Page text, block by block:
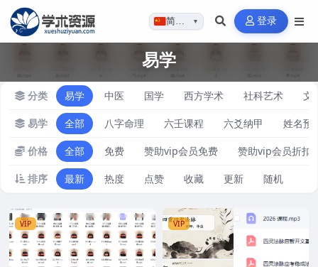
简体…▼ 登录
易学
分类 易学 中医 国学 西方学术 社科艺术 文
易学 全部 八字命理 六壬课程 六爻纳甲 姓名预
价格 全部 免费 赞助vip会员免费 赞助vip会员折扣
排序 最新 热度 点赞 收藏 更新 随机
VIP VIP